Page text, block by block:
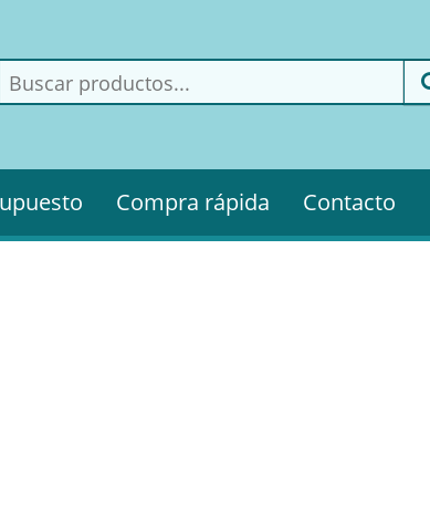
Compra rápida Contacto